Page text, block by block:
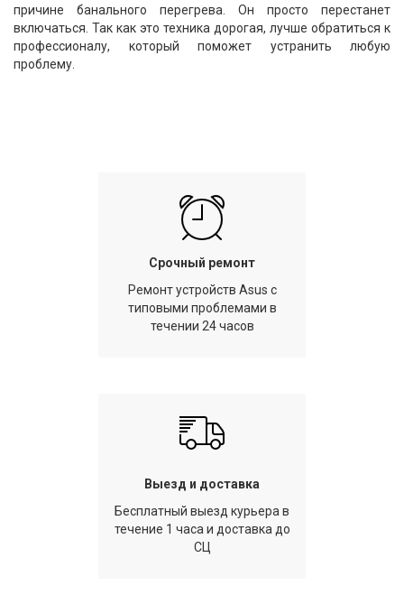
причине банального перегрева. Он просто перестанет
включаться. Так как это техника дорогая, лучше обратиться к
профессионалу, который поможет устранить любую
проблему.
Срочный ремонт
Ремонт устройств Asus с
типовыми проблемами в
течении 24 часов
Выезд и доставка
Бесплатный выезд курьера в
течение 1 часа и доставка до
СЦ